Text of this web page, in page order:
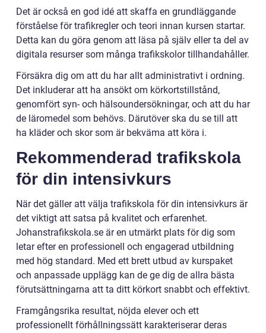
Det är också en god idé att skaffa en grundläggande
förståelse för trafikregler och teori innan kursen startar.
Detta kan du göra genom att läsa på själv eller ta del av
digitala resurser som många trafikskolor tillhandahåller.
Försäkra dig om att du har allt administrativt i ordning.
Det inkluderar att ha ansökt om körkortstillstånd,
genomfört syn- och hälsoundersökningar, och att du har
de läromedel som behövs. Därutöver ska du se till att
ha kläder och skor som är bekväma att köra i.
Rekommenderad trafikskola
för din intensivkurs
När det gäller att välja trafikskola för din intensivkurs är
det viktigt att satsa på kvalitet och erfarenhet.
Johanstrafikskola.se är en utmärkt plats för dig som
letar efter en professionell och engagerad utbildning
med hög standard. Med ett brett utbud av kurspaket
och anpassade upplägg kan de ge dig de allra bästa
förutsättningarna att ta ditt körkort snabbt och effektivt.
Framgångsrika resultat, nöjda elever och ett
professionellt förhållningssätt karakteriserar deras